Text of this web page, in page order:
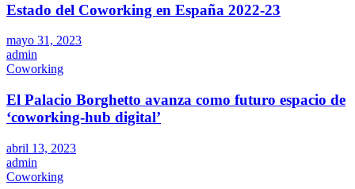
Estado del Coworking en España 2022-23
mayo 31, 2023
admin
Coworking
El Palacio Borghetto avanza como futuro espacio de
‘coworking-hub digital’
abril 13, 2023
admin
Coworking